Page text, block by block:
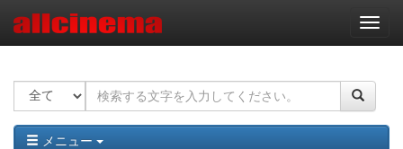
ナ
ビ
ー
ョ
ン
メニュー